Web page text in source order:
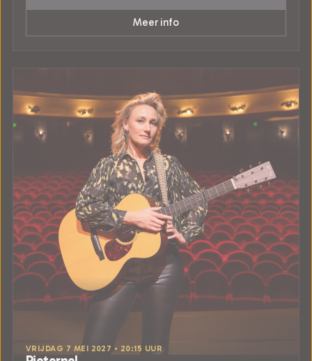
Meer info
VRIJDAG 7 MEI 2027 • 20:15 UUR